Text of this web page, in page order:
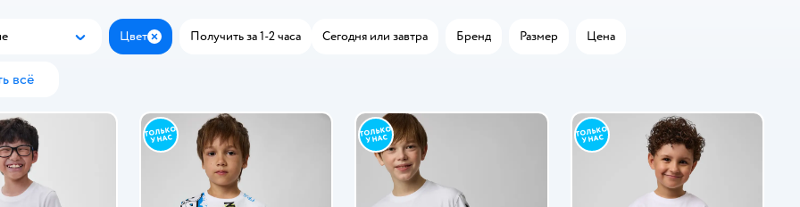
Популярные Цвет ЗакрытьПолучить за 1-2 часа Сегодня или завтра Бренд Размер Цена
всё